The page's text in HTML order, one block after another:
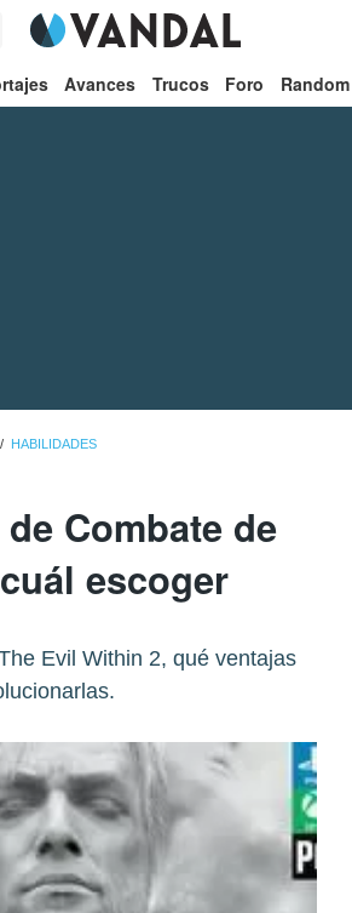
Avances Trucos Foro Random
HABILIDADES
Combate de
escoger
Evil Within 2, qué ventajas